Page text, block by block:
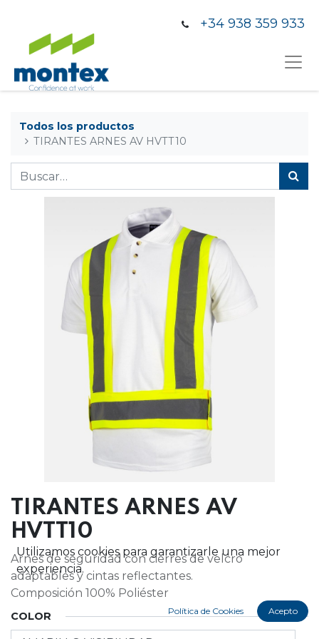
+34 938 359 933
Todos los productos
TIRANTES ARNES AV HVTT10
TIRANTES ARNES AV
HVTT10
Arnes de seguridad con cierres de velcro
adaptables y cintas reflectantes.
Composición 100% Poliéster
COLOR
Utilizamos cookies para garantizarle una mejor
experiencia.
Política de Cookies Acepto